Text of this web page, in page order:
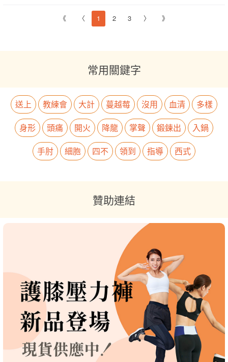
《 〈 1 2 3 〉 》
常用關鍵字
送上 教練會 大計 蔓越莓 沒用 血清
多樣
身形
頭痛 開火 降龍 掌聲 鍛鍊出
入鍋
手肘
細胞 四不 領到 指導 西式
贊助連結